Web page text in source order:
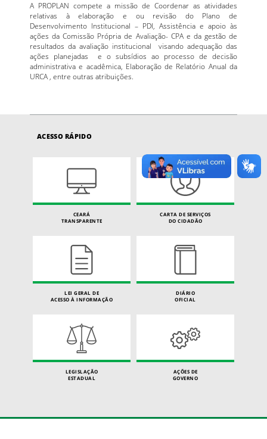
A PROPLAN compete a missão de Coordenar as atividades
relativas à elaboração e ou revisão do Plano de
Desenvolvimento Institucional – PDI, Assistência e apoio às
ações da Comissão Própria de Avaliação- CPA e da gestão de
resultados da avaliação institucional visando adequação das
ações planejadas e o subsídios ao processo de decisão
administrativa e acadêmica, Elaboração de Relatório Anual da
URCA , entre outras atribuições.
ACESSO RÁPIDO
CEARÁ
TRANSPARENTE
CARTA DE SERVIÇOS
DO CIDADÃO
LEI GERAL DE
ACESSO À INFORMAÇÃO
DIÁRIO
OFICIAL
LEGISLAÇÃO
ESTADUAL
AÇÕES DE
GOVERNO